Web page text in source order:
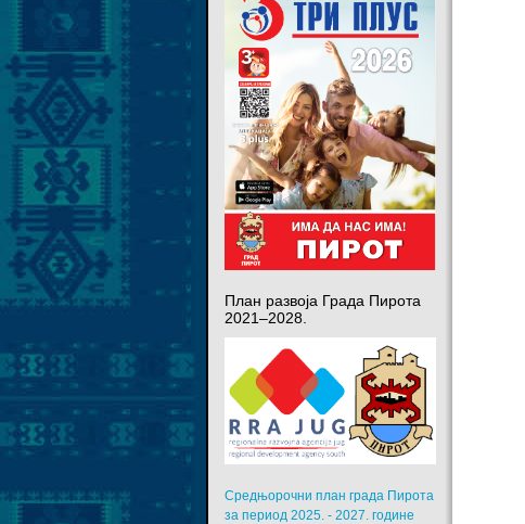
План развоја Града Пирота
2021–2028.
Средњорочни план града Пирота
за период 2025. - 2027. године